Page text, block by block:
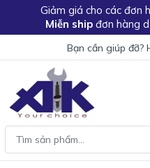
Giảm giá cho các đơn
Miễn ship đơn hàng
Bạn cần giúp đỡ?